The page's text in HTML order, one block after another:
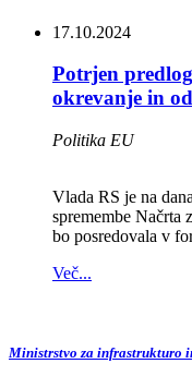
17.10.2024
Potrjen
okrevanje in
Politika EU
Vlada RS je na
spremembe Načrta
bo posredovala v
Več...
Ministrstvo za infrastrukturo